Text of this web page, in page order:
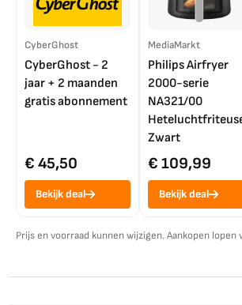
CyberGhost
CyberGhost - 2
jaar + 2 maanden
gratis abonnement
€ 45,50
Bekijk deal
MediaMarkt
Philips Airfryer
2000-serie
NA321/00
Zwart
€ 109,99
Bekijk deal
Prijs en voorraad kunnen wijzigen. Aankopen lopen